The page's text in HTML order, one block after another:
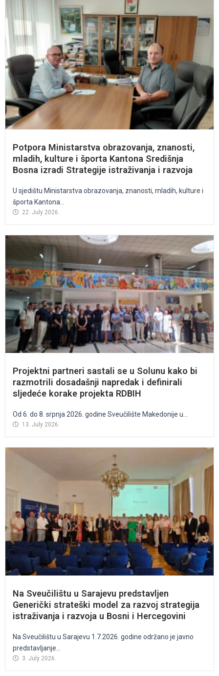
Potpora Ministarstva obrazovanja, znanosti,
mladih, kulture i športa Kantona Središnja
Bosna izradi Strategije istraživanja i razvoja
U sjedištu Ministarstva obrazovanja, znanosti, mladih, kulture i
športa Kantona...
22. July 2026.
Projektni partneri sastali se u Solunu kako bi
razmotrili dosadašnji napredak i definirali
sljedeće korake projekta RDBIH
Od 6. do 8. srpnja 2026. godine Sveučilište Makedonije u...
13. July 2026.
Na Sveučilištu u Sarajevu predstavljen
Generički strateški model za razvoj strategija
istraživanja i razvoja u Bosni i Hercegovini
Na Sveučilištu u Sarajevu 1.7.2026. godine održano je javno
predstavljanje...
3. July 2026.